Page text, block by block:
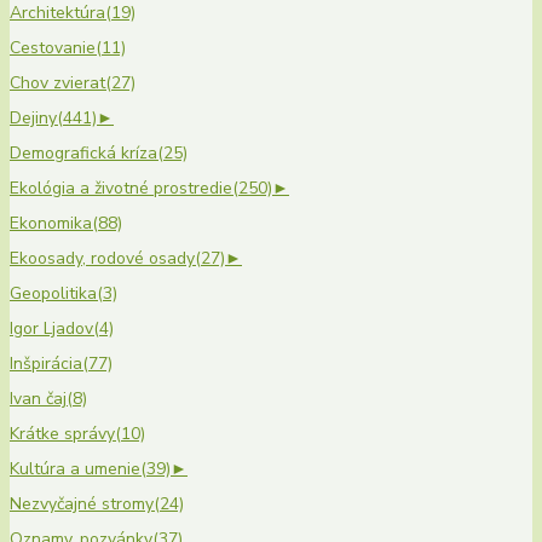
Architektúra(19)
Cestovanie(11)
Chov zvierat(27)
Dejiny(441)►
Demografická kríza(25)
Ekológia a životné prostredie(250)►
Ekonomika(88)
Ekoosady, rodové osady(27)►
Geopolitika(3)
Igor Ljadov(4)
Inšpirácia(77)
Ivan čaj(8)
Krátke správy(10)
Kultúra a umenie(39)►
Nezvyčajné stromy(24)